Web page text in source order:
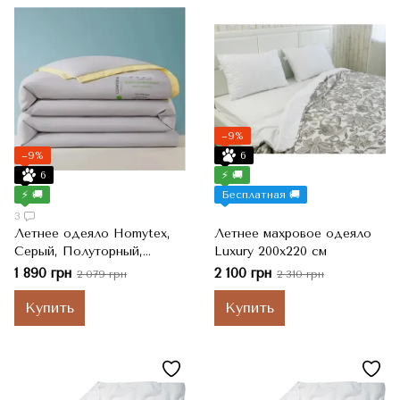
−9%
6
⚡ 🚚
3
Летнее одеяло Homytex,
Серый, Полуторный,
150x200 см, 2000 г
1 890 грн 2 079 грн
Купить
−9%
6
⚡ 🚚
Бесплатная 🚚
Летнее махровое одеяло
Luxury 200х220 см
2 100 грн 2 310 грн
Купить